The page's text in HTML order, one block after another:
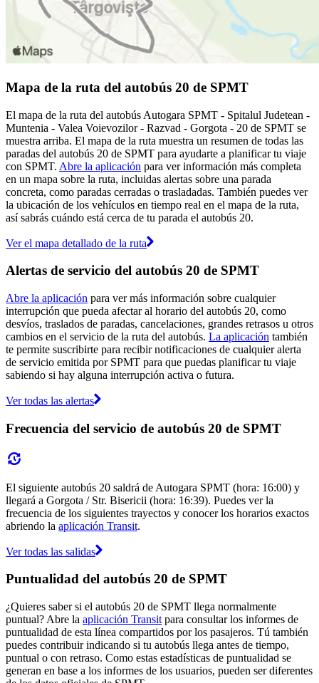
Mapa de la ruta del autobús 20 de SPMT
El mapa de la ruta del autobús Autogara SPMT - Spitalul Judetean -
Muntenia - Valea Voievozilor - Razvad - Gorgota - 20 de SPMT se
muestra arriba. El mapa de la ruta muestra un resumen de todas las
paradas del autobús 20 de SPMT para ayudarte a planificar tu viaje
con SPMT. Abre la aplicación para ver información más completa
en un mapa sobre la ruta, incluidas alertas sobre una parada
concreta, como paradas cerradas o trasladadas. También puedes ver
la ubicación de los vehículos en tiempo real en el mapa de la ruta,
así sabrás cuándo está cerca de tu parada el autobús 20.
Ver el mapa detallado de la ruta
Alertas de servicio del autobús 20 de SPMT
Abre la aplicación para ver más información sobre cualquier
interrupción que pueda afectar al horario del autobús 20, como
desvíos, traslados de paradas, cancelaciones, grandes retrasos u otros
cambios en el servicio de la ruta del autobús. La aplicación también
te permite suscribirte para recibir notificaciones de cualquier alerta
de servicio emitida por SPMT para que puedas planificar tu viaje
sabiendo si hay alguna interrupción activa o futura.
Ver todas las alertas
Frecuencia del servicio de autobús 20 de SPMT
El siguiente autobús 20 saldrá de Autogara SPMT (hora: 16:00) y
llegará a Gorgota / Str. Bisericii (hora: 16:39). Puedes ver la
frecuencia de los siguientes trayectos y conocer los horarios exactos
abriendo la aplicación Transit.
Ver todas las salidas
Puntualidad del autobús 20 de SPMT
¿Quieres saber si el autobús 20 de SPMT llega normalmente
puntual? Abre la aplicación Transit para consultar los informes de
puntualidad de esta línea compartidos por los pasajeros. Tú también
puedes contribuir indicando si tu autobús llega antes de tiempo,
puntual o con retraso. Como estas estadísticas de puntualidad se
generan en base a los informes de los usuarios, pueden ser diferentes